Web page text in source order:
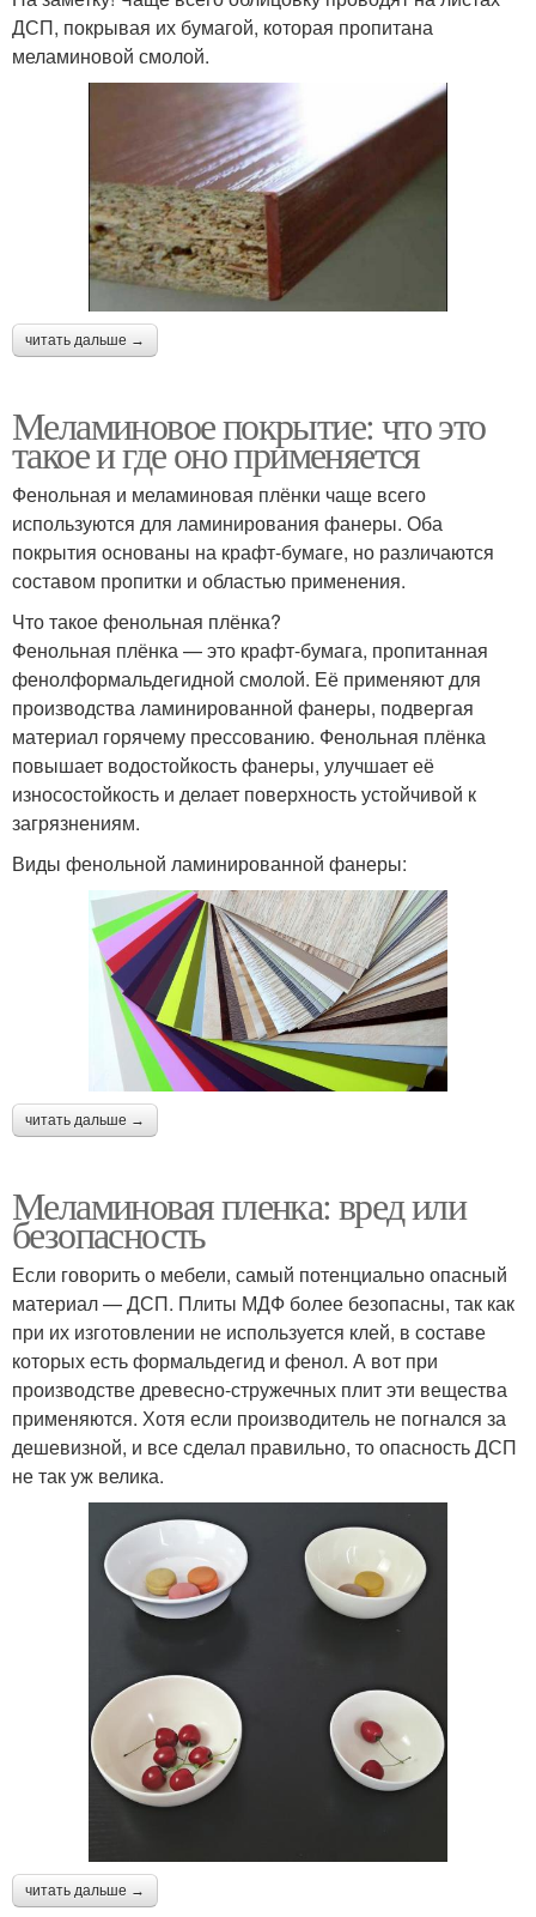
ДСП, покрывая их бумагой, которая пропитана
меламиновой смолой.
читать дальше →
Меламиновое покрытие: что это
такое и где оно применяется
Фенольная и меламиновая плёнки чаще всего
используются для ламинирования фанеры. Оба
покрытия основаны на крафт-бумаге, но различаются
составом пропитки и областью применения.
Что такое фенольная плёнка?
Фенольная плёнка — это крафт-бумага, пропитанная
фенолформальдегидной смолой. Её применяют для
производства ламинированной фанеры, подвергая
материал горячему прессованию. Фенольная плёнка
повышает водостойкость фанеры, улучшает её
износостойкость и делает поверхность устойчивой к
загрязнениям.
Виды фенольной ламинированной фанеры:
читать дальше →
Меламиновая пленка: вред или
безопасность
Если говорить о мебели, самый потенциально опасный
материал — ДСП. Плиты МДФ более безопасны, так как
при их изготовлении не используется клей, в составе
которых есть формальдегид и фенол. А вот при
производстве древесно-стружечных плит эти вещества
применяются. Хотя если производитель не погнался за
дешевизной, и все сделал правильно, то опасность ДСП
не так уж велика.
читать дальше →